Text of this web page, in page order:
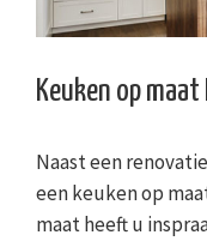
Keuken op maat
Naast een
een keuken op
maat heeft u